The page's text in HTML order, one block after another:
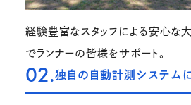
経験豊富なスタッフによる安心な
でランナーの皆様をサポート。
02.独自の自動計測システム